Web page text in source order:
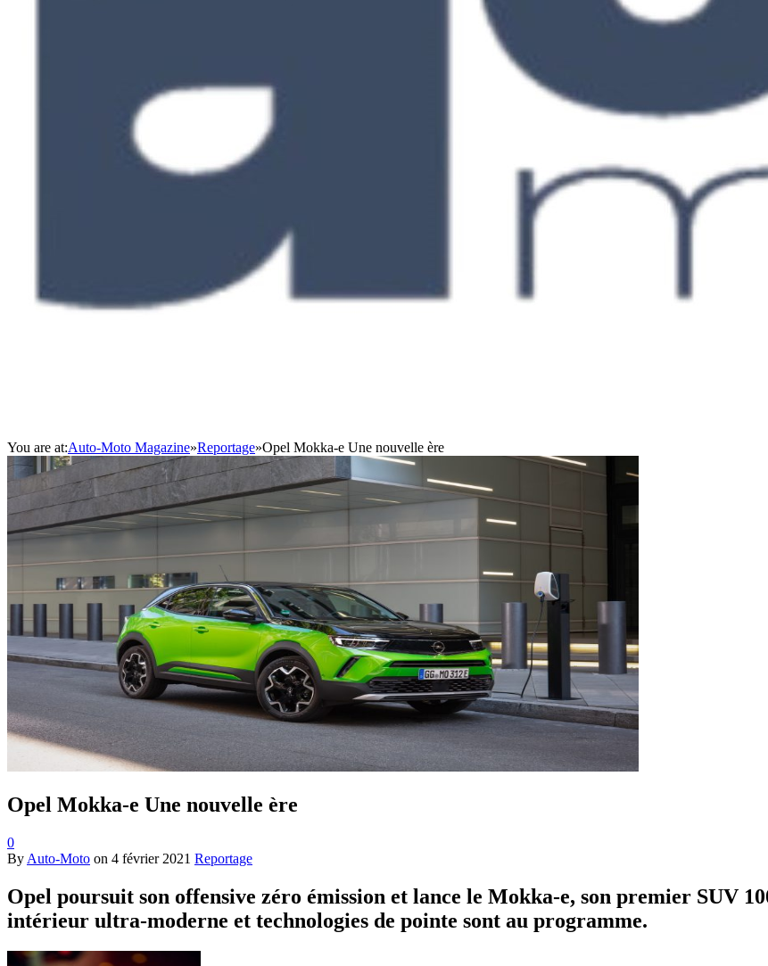
You are at:Auto-Moto Magazine»Reportage»Opel Mokka-e Une nouvelle ère
Opel Mokka-e Une nouvelle ère
0
By Auto-Moto on 4 février 2021 Reportage
Opel poursuit son offensive zéro émission et lance le Mokka-e, son premier SUV
intérieur ultra-moderne et technologies de pointe sont au programme.